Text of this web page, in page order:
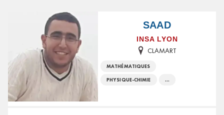
SAAD
INSA LYON
CLAMART
MATHÉMATIQUES
PHYSIQUE-CHIMIE ...